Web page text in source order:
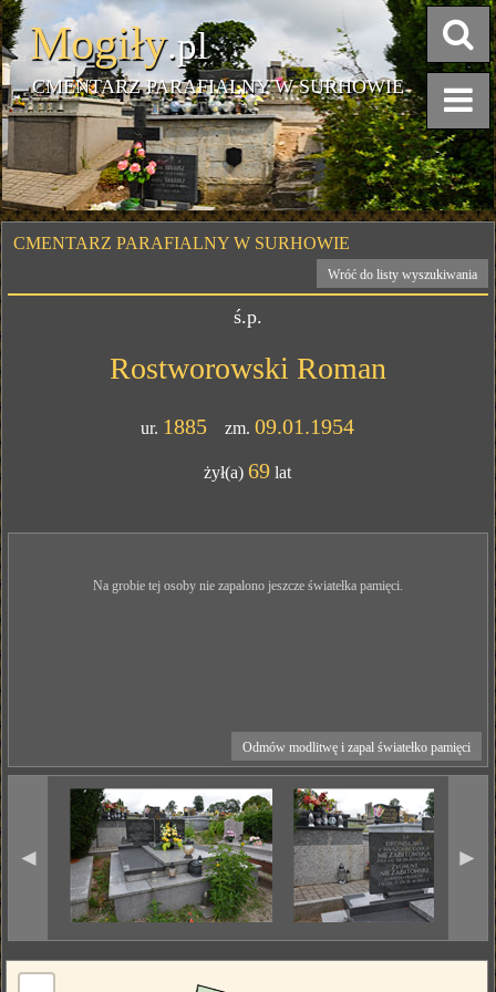
Mogiły.pl
CMENTARZ PARAFIALNY W SURHOWIE
CMENTARZ PARAFIALNY W SURHOWIE
Wróć do listy wyszukiwania
ś.p.
Rostworowski Roman
ur. 1885 zm.09.01.1954
żył(a) 69 lat
Na grobie tej osoby nie zapalono jeszcze światełka pamięci.
Odmów modlitwę i zapal światełko pamięci
◄ ►